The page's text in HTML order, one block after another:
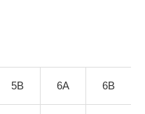
5B 6A 6B